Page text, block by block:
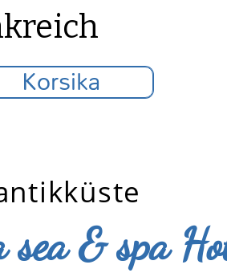
Korsika
sea & spa